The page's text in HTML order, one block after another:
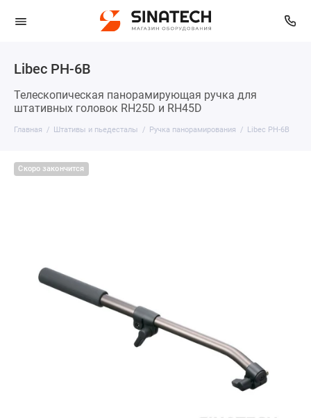
Libec PH-6B
Телескопическая панорамирующая ручка для
штативных головок RH25D и RH45D
Главная Штативы и пьедесталы Ручка панорамирования Libec PH-6B
Скоро закончится